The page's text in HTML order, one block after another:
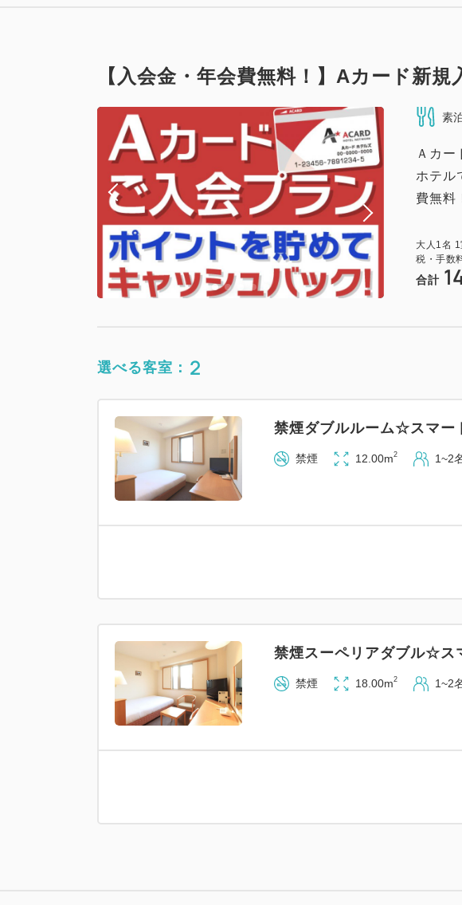
【入会金・年会費無料！】Aカード新規
素
Ａカ
ホテル
費無料
大人 1名 1
税・手数
合計
選べる客室： 2
禁煙ダブルルーム☆スマ
禁煙 12.00m2 1~2
禁煙スーペリアダブル☆ス
禁煙 18.00m2 1~2